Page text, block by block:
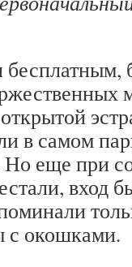
в самом
еще при
вход
с окошками.